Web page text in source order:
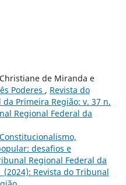
de Miranda e
Poderes , Revista do
Primeira Região: v. 37 n.
Regional Federal da
Constitucionalismo,
desafios e
Regional Federal da
(2024): Revista do Tribunal